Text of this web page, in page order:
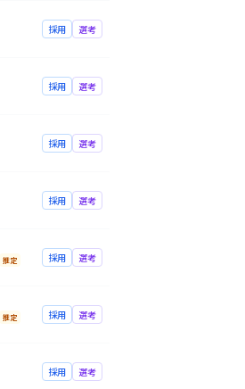
採用 選考
採用 選考
採用 選考
採用 選考
推定 採用 選考
推定 採用 選考
採用 選考